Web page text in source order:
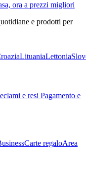
ora a prezzi migliori
e prodotti per
LituaniaLettonia
e resi Pagamento e
Carte regaloArea